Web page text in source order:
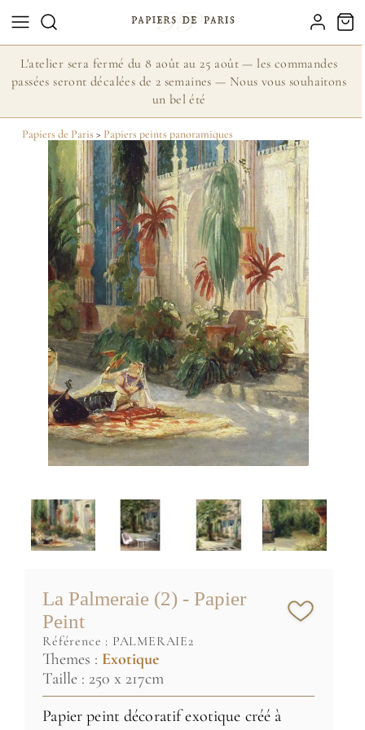
L'atelier sera fermé du 8 août au 25 août — les commandes
passées seront décalées de 2 semaines — Nous vous souhaitons
un bel été
Papiers de Paris > Papiers peints panoramiques
La Palmeraie (2) - Papier
Peint
référence : PALMERAIE2
Themes : Exotique
Taille : 250 x 217cm
Papier peint décoratif exotique créé à